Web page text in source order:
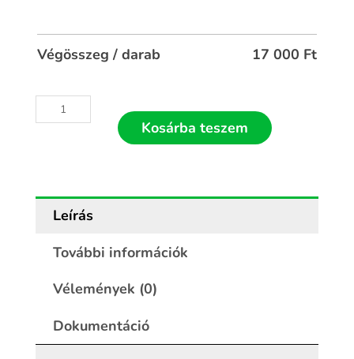
Végösszeg / darab 17 000 Ft
Kosárba teszem
Leírás
További információk
Vélemények (0)
Dokumentáció